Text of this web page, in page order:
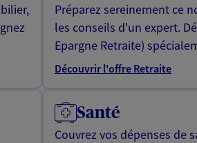
Préparez sereinement ce
les conseils d'un expert.
Epargne Retraite)
Découvrir l'offre Retraite
Santé
Couvrez vos dépenses de